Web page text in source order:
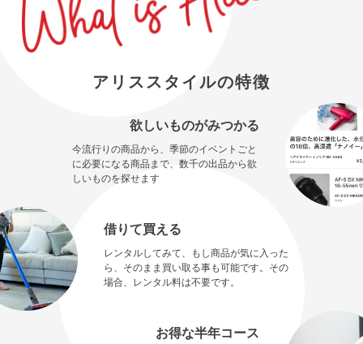
アリススタイルの特徴
欲しいものがみつかる
今流行りの商品から、季節のイベントごと
に必要になる商品まで、数千の出品から欲
しいものを探せます
借りて買える
レンタルしてみて、もし商品が気に入った
ら、そのまま買い取る事も可能です。その
場合、レンタル料は不要です。
お得な半年コース